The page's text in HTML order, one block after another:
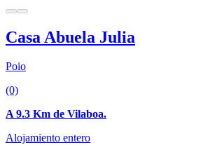
Casa Abuela Julia
Poio
(0)
A 9.3 Km de Vilaboa.
Alojamiento entero